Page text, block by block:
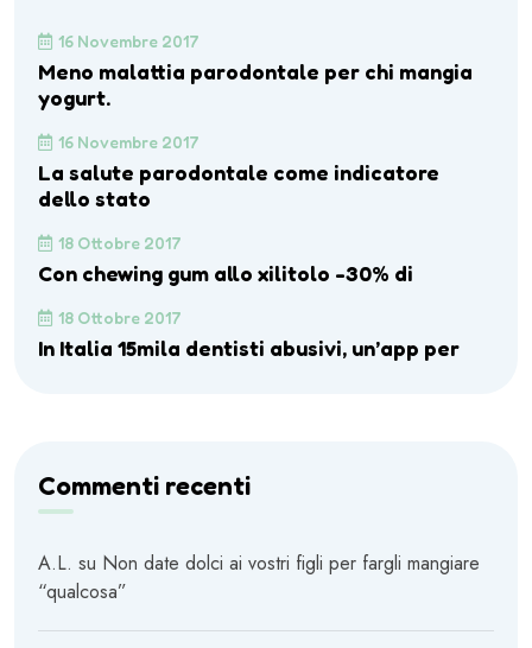
16 Novembre 2017
Meno malattia parodontale per chi mangia
yogurt.
16 Novembre 2017
La salute parodontale come indicatore
dello stato
18 Ottobre 2017
Con chewing gum allo xilitolo -30% di
18 Ottobre 2017
In Italia 15mila dentisti abusivi, un’app per
Commenti recenti
A.L. su Non date dolci ai vostri figli per fargli mangiare
“qualcosa”